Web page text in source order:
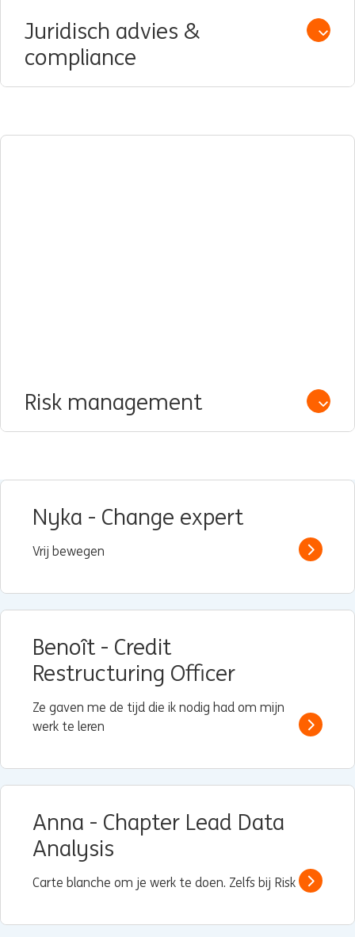
Juridisch advies &
compliance
Open
Risk management Open
Nyka - Change expert
Vrij bewegen Read
Benoît - Credit
Restructuring Officer
Ze gaven me de tijd die ik nodig had om mijn
werk te leren
Read
Anna - Chapter Lead Data
Analysis
Carte blanche om je werk te doen. Zelfs bij Risk Read